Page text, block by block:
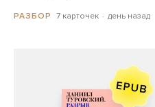
РАЗБОР 7 карточек день назад